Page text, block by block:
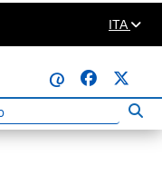
ITA
@